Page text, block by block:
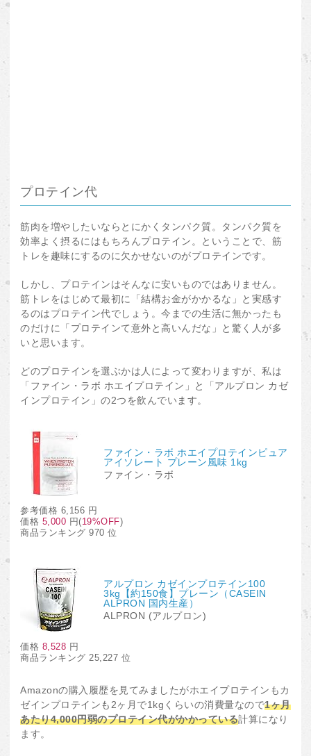
プロテイン代
筋肉を増やしたいならとにかくタンパク質。タンパク質を
効率よく摂るにはもちろんプロテイン。ということで、筋
トレを趣味にするのに欠かせないのがプロテインです。
しかし、プロテインはそんなに安いものではありません。
筋トレをはじめて最初に「結構お金がかかるな」と実感す
るのはプロテイン代でしょう。今までの生活に無かったも
のだけに「プロテインて意外と高いんだな」と驚く人が多
いと思います。
どのプロテインを選ぶかは人によって変わりますが、私は
「ファイン・ラボ ホエイプロテイン」と「アルプロン カゼ
インプロテイン」の2つを飲んでいます。
ファイン・ラボ ホエイプロテインピュア
アイソレート プレーン風味 1kg
ファイン・ラボ
参考価格 6,156 円
価格 5,000 円(19%OFF)
商品ランキング 970 位
アルプロン カゼインプロテイン100
3kg【約150食】プレーン（CASEIN
ALPRON 国内生産）
ALPRON (アルプロン)
価格 8,528 円
商品ランキング 25,227 位
Amazonの購入履歴を見てみましたがホエイプロテインもカ
ゼインプロテインも2ヶ月で1kgくらいの消費量なので1ヶ月
あたり4,000円弱のプロテイン代がかかっている計算になり
ます。